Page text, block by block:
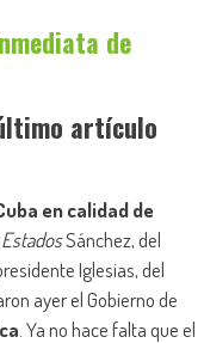
de
artículo
en calidad de
Sánchez, del
Iglesias, del
ayer el Gobierno de
. Ya no hace falta que el